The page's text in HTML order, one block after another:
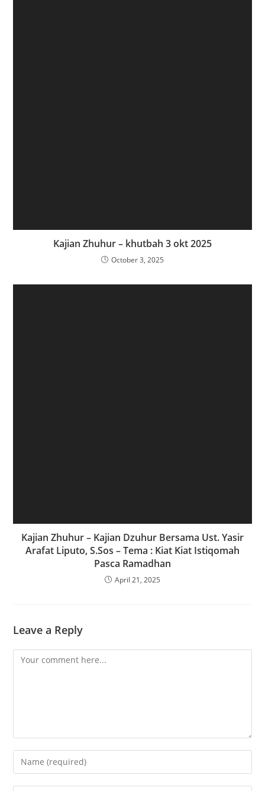
Kajian Zhuhur – khutbah 3 okt 2025
October 3, 2025
Kajian Zhuhur – Kajian Dzuhur Bersama Ust. Yasir
Arafat Liputo, S.Sos – Tema : Kiat Kiat Istiqomah
Pasca Ramadhan
April 21, 2025
Leave a Reply